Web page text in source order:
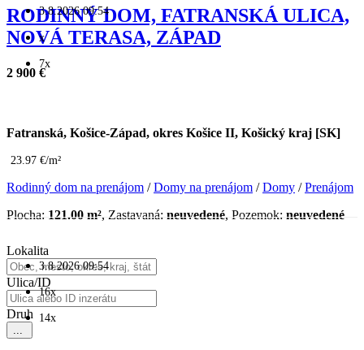
3.8.2026 09:54
x
7x
RODINNÝ DOM, FATRANSKÁ ULICA,
NOVÁ TERASA, ZÁPAD
2 900 €
Fatranská, Košice-Západ, okres Košice II, Košický kraj [SK]
23.97 €/m²
Rodinný dom na prenájom /Domy na prenájom /Domy /Prenájom
Plocha: 121.00 m², Zastavaná: neuvedené, Pozemok: neuvedené
3.8.2026 09:54
16x
14x
Lokalita
Ulica/ID
Druh